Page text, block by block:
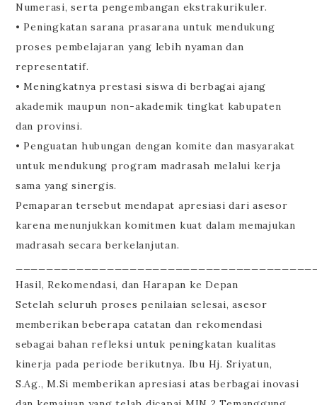
Numerasi, serta pengembangan ekstrakurikuler.
• Peningkatan sarana prasarana untuk mendukung
proses pembelajaran yang lebih nyaman dan
representatif.
• Meningkatnya prestasi siswa di berbagai ajang
akademik maupun non-akademik tingkat kabupaten
dan provinsi.
• Penguatan hubungan dengan komite dan masyarakat
untuk mendukung program madrasah melalui kerja
sama yang sinergis.
Pemaparan tersebut mendapat apresiasi dari asesor
karena menunjukkan komitmen kuat dalam memajukan
madrasah secara berkelanjutan.
Hasil, Rekomendasi, dan Harapan ke Depan
Setelah seluruh proses penilaian selesai, asesor
memberikan beberapa catatan dan rekomendasi
sebagai bahan refleksi untuk peningkatan kualitas
kinerja pada periode berikutnya. Ibu Hj. Sriyatun,
S.Ag., M.Si memberikan apresiasi atas berbagai inovasi